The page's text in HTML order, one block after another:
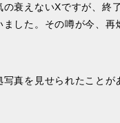
の衰えないXですが、終
した。その噂が今、再
真を見せられたことが